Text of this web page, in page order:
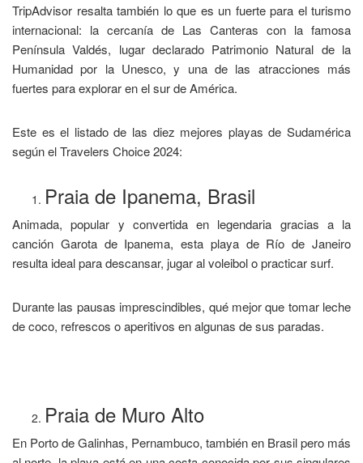
TripAdvisor resalta también lo que es un fuerte para el turismo
internacional: la cercanía de Las Canteras con la famosa
Península Valdés, lugar declarado Patrimonio Natural de la
Humanidad por la Unesco, y una de las atracciones más
fuertes para explorar en el sur de América.
Este es el listado de las diez mejores playas de Sudamérica
según el Travelers Choice 2024:
Praia de Ipanema, Brasil
Animada, popular y convertida en legendaria gracias a la
canción Garota de Ipanema, esta playa de Río de Janeiro
resulta ideal para descansar, jugar al voleibol o practicar surf.
Durante las pausas imprescindibles, qué mejor que tomar leche
de coco, refrescos o aperitivos en algunas de sus paradas.
Praia de Muro Alto
En Porto de Galinhas, Pernambuco, también en Brasil pero más